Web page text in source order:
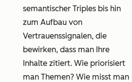
semantischer Triples bis hin
zum Aufbau von
Vertrauenssignalen, die
bewirken, dass man Ihre
Inhalte zitiert. Wie priorisiert
man Themen? Wie misst man